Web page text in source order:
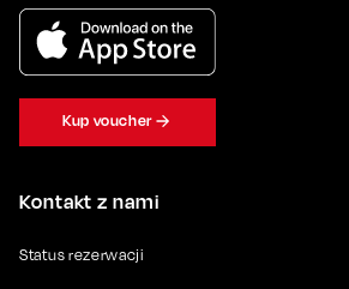
Kontakt z nami
Status rezerwacji
Kup voucher